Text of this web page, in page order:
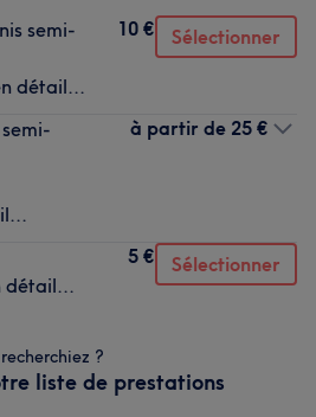
semi-
détail...
10 € Sélectionner
à partir de 25 €
détail...
5 € Sélectionner
?
liste de prestations